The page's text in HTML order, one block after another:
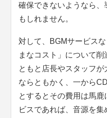
確保できないようなら
もしれません。
対して、BGMサービス
まなコスト」について
ともと店長やスタッフ
ならともかく、一から
とするとその費用は馬
ビスであれば、音源を